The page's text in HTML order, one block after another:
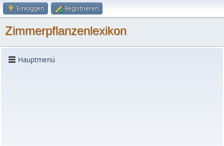
Einloggen Registrieren
Zimmerpflanzenlexikon
Hauptmenü